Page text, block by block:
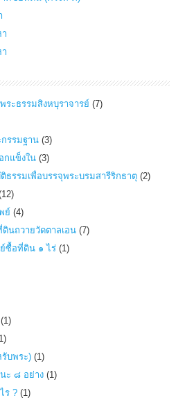
ะธรรมสิงหบุราจารย์ (7)
รรมฐาน (3)
กแข็งใน (3)
ธรรมเพื่อบรรจุพระบรมสารีริกธาตุ (2)
ย์ (4)
นถวายวัดตาลเอน (7)
ซื้อที่ดิน ๑ ไร่ (1)
(1)
บพระ) (1)
ะ ๘ อย่าง (1)
ร ? (1)